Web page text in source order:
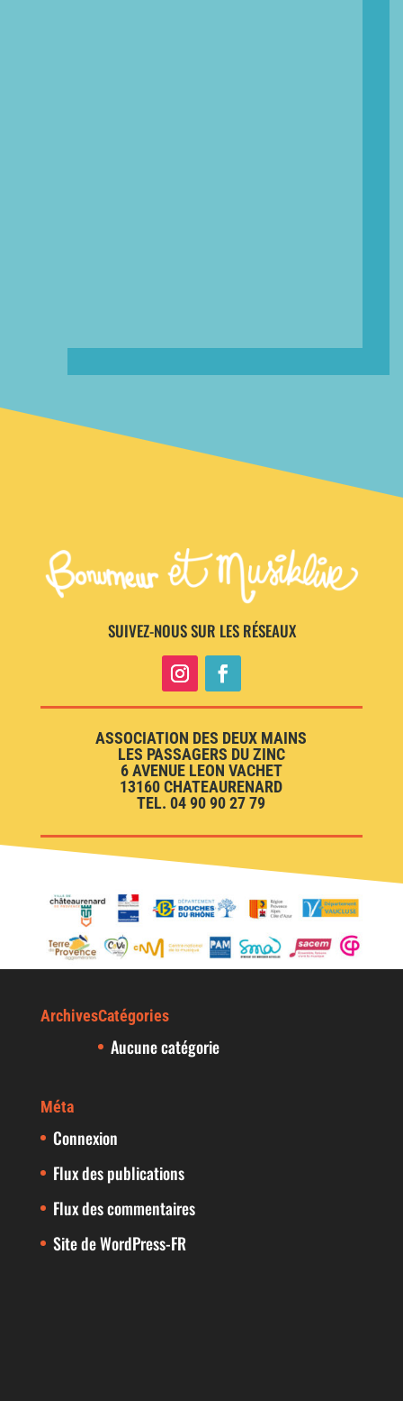
SUIVEZ-NOUS SUR LES RÉSEAUX
ASSOCIATION DES DEUX MAINS
LES PASSAGERS DU ZINC
6 AVENUE LEON VACHET
13160 CHATEAURENARD
TEL. 04 90 90 27 79
ArchivesCatégories
Aucune catégorie
Méta
Connexion
Flux des publications
Flux des commentaires
Site de WordPress-FR